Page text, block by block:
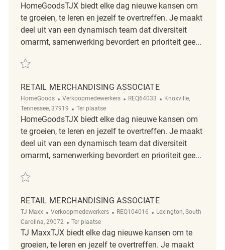
HomeGoodsTJX biedt elke dag nieuwe kansen om
te groeien, te leren en jezelf te overtreffen. Je maakt
deel uit van een dynamisch team dat diversiteit
omarmt, samenwerking bevordert en prioriteit gee...
Redden Retail Merchandising Coordinator REQ138449
RETAIL MERCHANDISING ASSOCIATE
HomeGoods Categorie
Verkoopmedewerkers ReqId
REQ64033 Plaats
Knoxville,
Tennessee, 37919
Afgelegen
Ter plaatse
HomeGoodsTJX biedt elke dag nieuwe kansen om
te groeien, te leren en jezelf te overtreffen. Je maakt
deel uit van een dynamisch team dat diversiteit
omarmt, samenwerking bevordert en prioriteit gee...
Redden Retail Merchandising Associate REQ64033
RETAIL MERCHANDISING ASSOCIATE
TJ Maxx Categorie
Verkoopmedewerkers ReqId
REQ104016 Plaats
Lexington, South
Carolina, 29072
Afgelegen
Ter plaatse
TJ MaxxTJX biedt elke dag nieuwe kansen om te
groeien, te leren en jezelf te overtreffen. Je maakt